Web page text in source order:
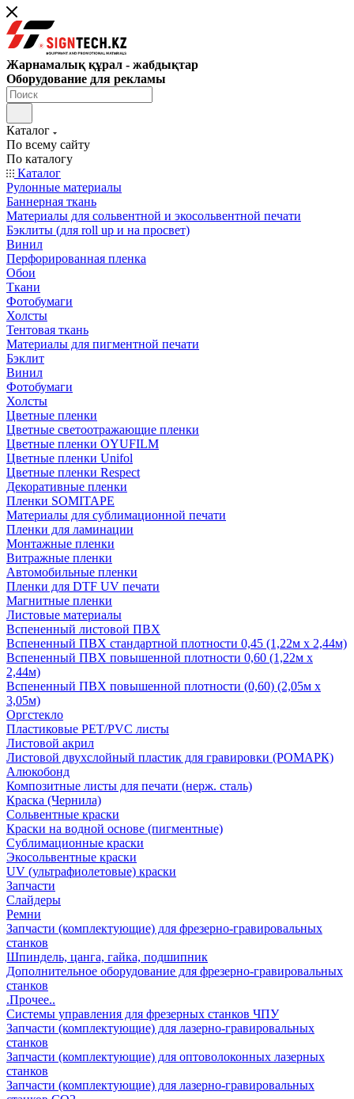
Жарнамалық құрал - жабдықтар
Оборудование для рекламы
Каталог
По всему сайту
По каталогу
Каталог
Рулонные материалы
Баннерная ткань
Материалы для сольвентной и экосольвентной печати
Бэклиты (для roll up и на просвет)
Винил
Перфорированная пленка
Обои
Ткани
Фотобумаги
Холсты
Тентовая ткань
Материалы для пигментной печати
Бэклит
Винил
Фотобумаги
Холсты
Цветные пленки
Цветные светоотражающие пленки
Цветные пленки OYUFILM
Цветные пленки Unifol
Цветные пленки Respect
Декоративные пленки
Пленки SOMITAPE
Материалы для сублимационной печати
Пленки для ламинации
Монтажные пленки
Витражные пленки
Автомобильные пленки
Пленки для DTF UV печати
Магнитные пленки
Листовые материалы
Вспененный листовой ПВХ
Вспененный ПВХ стандартной плотности 0,45 (1,22м х 2,44м)
Вспененный ПВХ повышенной плотности 0,60 (1,22м х
2,44м)
Вспененный ПВХ повышенной плотности (0,60) (2,05м х
3,05м)
Оргстекло
Пластиковые PET/PVC листы
Листовой акрил
Листовой двухслойный пластик для гравировки (РОМАРК)
Алюкобонд
Композитные листы для печати (нерж. сталь)
Краска (Чернила)
Сольвентные краски
Краски на водной основе (пигментные)
Сублимационные краски
Экосольвентные краски
UV (ультрафиолетовые) краски
Запчасти
Слайдеры
Ремни
Запчасти (комплектующие) для фрезерно-гравировальных
станков
Шпиндель, цанга, гайка, подшипник
Дополнительное оборудование для фрезерно-гравировальных
станков
.Прочее..
Системы управления для фрезерных станков ЧПУ
Запчасти (комплектующие) для лазерно-гравировальных
станков
Запчасти (комплектующие) для оптоволоконных лазерных
станков
Запчасти (комплектующие) для лазерно-гравировальных